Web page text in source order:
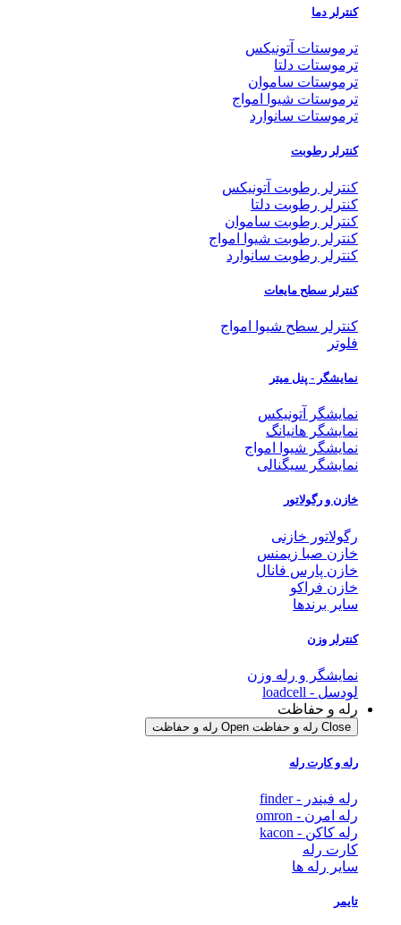
کنترلر دما
ترموستات آتونیکس
ترموستات دلتا
ترموستات ساموان
ترموستات شیوا امواج
ترموستات سانوارد
کنترلر رطوبت
کنترلر رطوبت آتونیکس
کنترلر رطوبت دلتا
کنترلر رطوبت ساموان
کنترلر رطوبت شیوا امواج
کنترلر رطوبت سانوارد
کنترلر سطح مایعات
کنترلر سطح شیوا امواج
فلوتر
نمایشگر - پنل میتر
نمایشگر آتونیکس
نمایشگر هانیانگ
نمایشگر شیوا امواج
نمایشگر سیگنالی
خازن و رگولاتور
رگولاتور خازنی
خازن صبا زیمنس
خازن پارس فانال
خازن فراکو
سایر برندها
کنترلر وزن
نمایشگر و رله وزن
لودسل - loadcell
رله و حفاظت
Close رله و حفاظت Open رله و حفاظت
رله و کارت رله
رله فیندر - finder
رله امرن - omron
رله کاکن - kacon
کارت رله
سایر رله ها
تایمر